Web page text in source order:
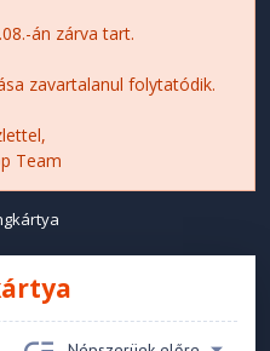
án zárva tart.
zavartalanul folytatódik.
Team